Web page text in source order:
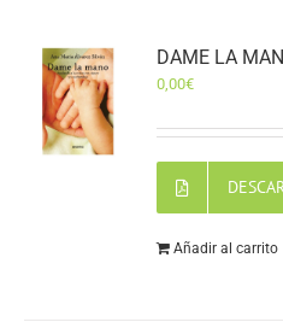
DAME LA
0,00€
Añadir al carrito